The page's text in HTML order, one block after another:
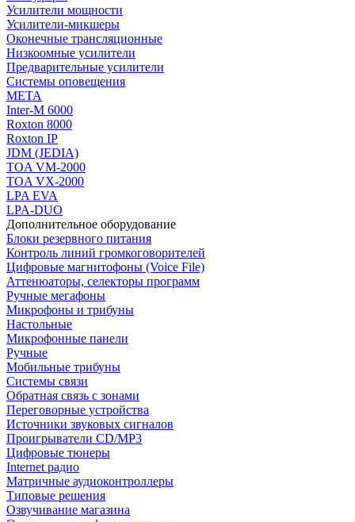
Усилители мощности
Усилители-микшеры
Оконечные трансляционные
Низкоомные усилители
Предварительные усилители
Системы оповещения
МЕТА
Inter-M 6000
Roxton 8000
Roxton IP
JDM (JEDIA)
TOA VM-2000
TOA VX-2000
LPA EVA
LPA-DUO
Дополнительное оборудование
Блоки резервного питания
Контроль линий громкоговорителей
Цифровые магнитофоны (Voice File)
Аттенюаторы, селекторы программ
Ручные мегафоны
Микрофоны и трибуны
Настольные
Микрофонные панели
Ручные
Мобильные трибуны
Системы связи
Обратная связь с зонами
Переговорные устройства
Источники звуковых сигналов
Проигрыватели CD/MP3
Цифровые тюнеры
Internet радио
Матричные аудиоконтроллеры
Типовые решения
Озвучивание магазина